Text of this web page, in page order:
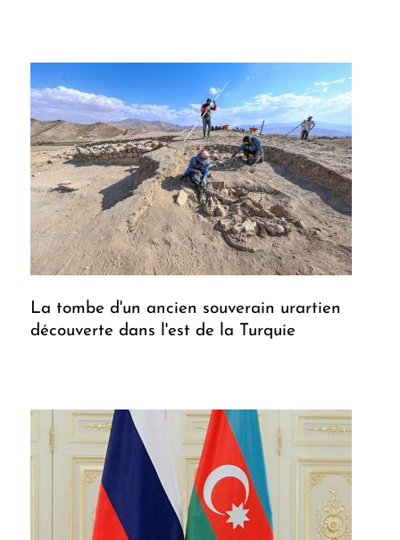
La tombe d'un ancien souverain urartien
découverte dans l'est de la Turquie